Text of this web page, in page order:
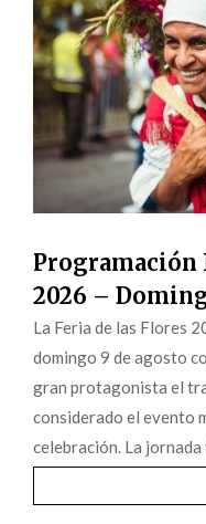
Programación
2026 –
La Feria de las Flores
domingo 9 de agosto
gran protagonista el
considerado el evento
celebración. La